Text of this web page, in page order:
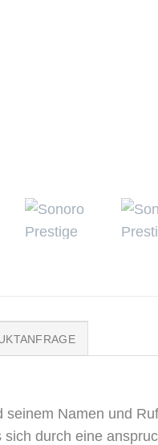
seinem Namen und
durch eine